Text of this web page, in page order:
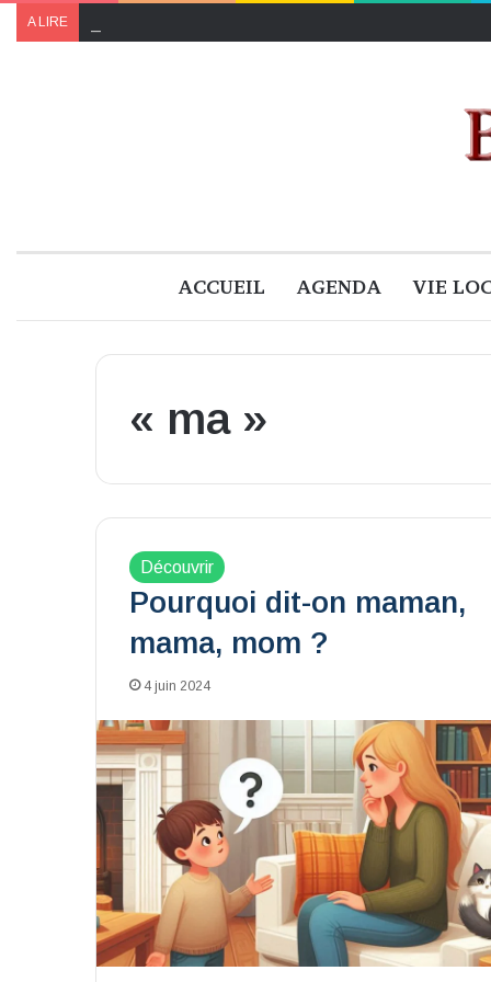
A LIRE
ACCUEIL AGENDA VIE
« ma »
Découvrir
Pourquoi dit-on maman,
mama, mom ?
4 juin 2024